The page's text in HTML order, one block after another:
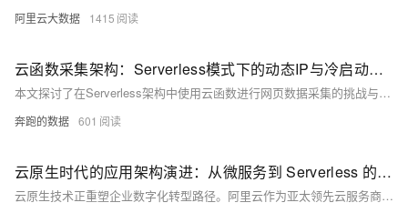
阿里云大数据 1415
云函数采集架构：Serverless模式下的动态IP与冷启动优化
本文探讨了在Serverless架构中使用云函数进行网页数据采集的挑战与解决方案。针对动态IP、冷启动及目标网站反爬策略等问题，提出了动态代理IP、请求头优化、云函数预热及容错设计等方法。通过网易云音乐歌曲信息采集案例，展示了如何结合Python代码实现高效的数据抓取，包括搜索、歌词与评论的获取。此方案不仅解决了传统采集方式在Serverless环境下的局限，还提升了系统的稳定性和性能。
奔跑的数据 601
云原生时代的应用架构演进：从微服务到 Serverless 的阿里云实践
云原生技术正重塑企业数字化转型路径。阿里云作为亚太领先云服务商，提供完整云原生产品矩阵：容器服务ACK优化启动速度与镜像分发效率；MSE微服务引擎保障高可用性；ASM服务网格降低资源消耗；函数计算FC突破冷启动瓶颈；SAE重新定义PaaS边界；PolarDB数据库实现存储计算分离；DataWorks简化数据湖构建；Flink实时计算助力风控系统。这些技术已在多行业落地，推动效率提升与商业模式创新，助力企业在数字化浪潮中占据先机。